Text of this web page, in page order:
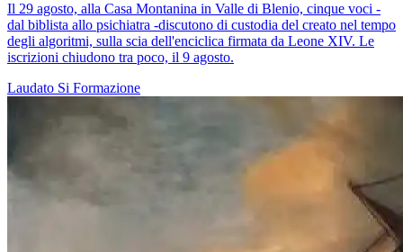
Il 29 agosto, alla Casa Montanina in Valle di Blenio, cinque voci -
dal biblista allo psichiatra -discutono di custodia del creato nel tempo
degli algoritmi, sulla scia dell'enciclica firmata da Leone XIV. Le
iscrizioni chiudono tra poco, il 9 agosto.
Laudato Si Formazione